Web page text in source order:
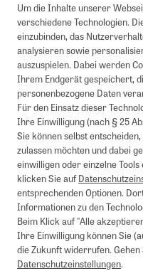
Um die Inhalte unserer
verschiedene Technologien.
einzubinden, das
analysieren sowie
auszuspielen. Dabei werden
Ihrem Endgerät gespeichert,
personenbezogene Daten
Für den Einsatz dieser
Ihre Einwilligung (nach § 25
Sie können selbst
zulassen möchten und dabei
einwilligen oder einzelne
klicken Sie auf
entsprechenden Optionen.
Informationen zu den
Beim Klick auf "Alle
Ihre Einwilligung können Sie
die Zukunft widerrufen.
Datenschutzeinstellungen.